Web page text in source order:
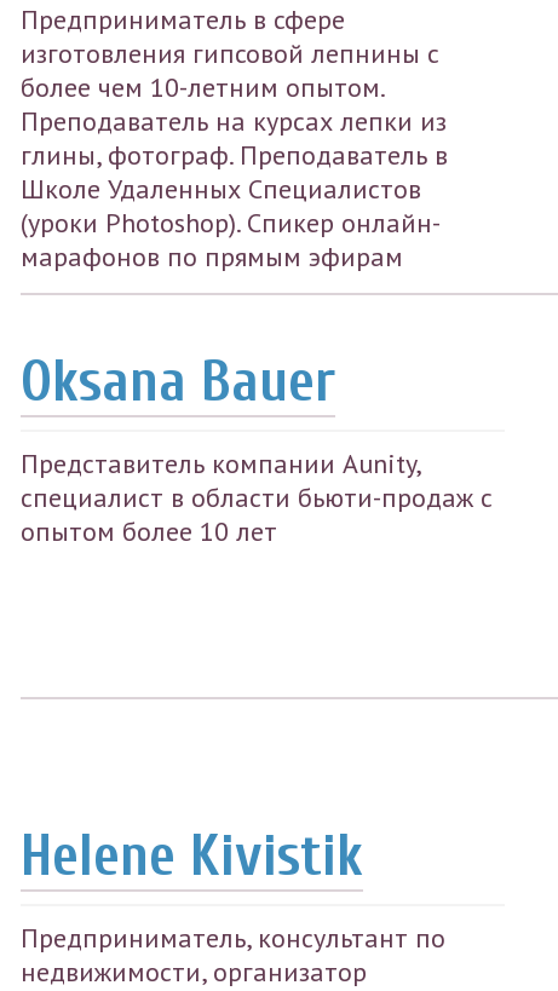
Предприниматель в сфере
изготовления гипсовой лепнины с
более чем 10-летним опытом.
Преподаватель на курсах лепки из
глины, фотограф. Преподаватель в
Школе Удаленных Специалистов
(уроки Photoshop). Спикер онлайн-
марафонов по прямым эфирам
Oksana Bauer
Представитель компании Aunity,
специалист в области бьюти-продаж с
опытом более 10 лет
Helene Kivistik
Предприниматель, консультант по
недвижимости, организатор